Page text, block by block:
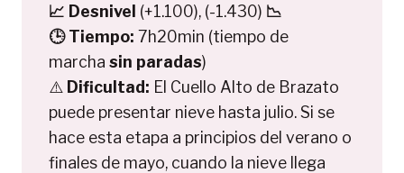
📈 Desnivel (+1.100), (-1.430) 📉
🕒 Tiempo: 7h20min (tiempo de
marcha sin paradas)
⚠️ Dificultad: El Cuello Alto de Brazato
puede presentar nieve hasta julio. Si se
hace esta etapa a principios del verano o
finales de mayo, cuando la nieve llega